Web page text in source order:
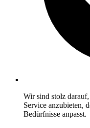
Wir sind stolz
Service anzubieten,
Bedürfnisse anpasst.